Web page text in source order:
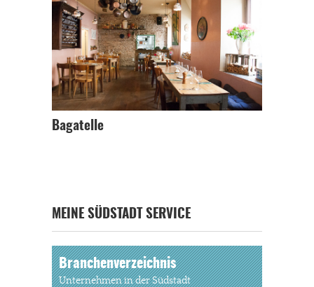
Bagatelle
MEINE SÜDSTADT SERVICE
Branchenverzeichnis
Unternehmen in der Südstadt